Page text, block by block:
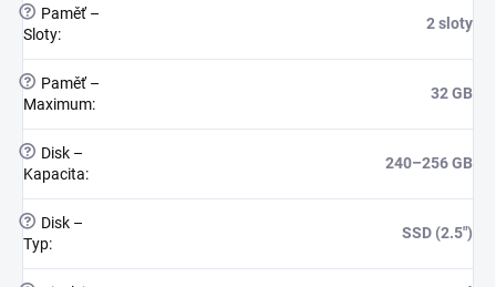
?
Paměť –
Sloty:
2 sloty
?
Paměť –
Maximum:
32 GB
?
Disk –
Kapacita:
240–256 GB
?
Disk –
Typ:
SSD (2.5")